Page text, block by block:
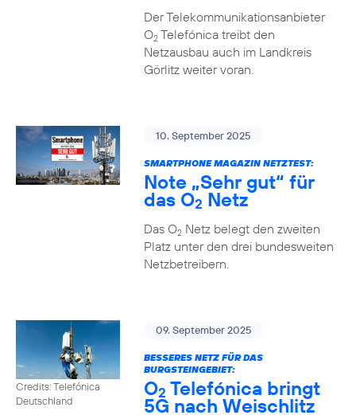
Der Telekommunikationsanbieter
O2Telefónica treibt den
Netzausbau auch im Landkreis
Görlitz weiter voran.
10. September 2025
SMARTPHONE MAGAZIN NETZTEST:
Note „Sehr gut“ für
das O2 Netz
Das O2Netz belegt den zweiten
Platz unter den drei bundesweiten
Netzbetreibern.
Credits: Telefónica
Deutschland
09. September 2025
BESSERES NETZ FÜR DAS
BURGSTEINGEBIET:
O2 Telefónica bringt
5G nach Weischlitz